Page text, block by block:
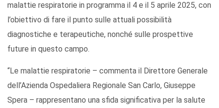
malattie respiratorie in programma il 4 e il 5 aprile 2025, con
l’obiettivo di fare il punto sulle attuali possibilità
diagnostiche e terapeutiche, nonché sulle prospettive
future in questo campo.
“Le malattie respiratorie – commenta il Direttore Generale
dell’Azienda Ospedaliera Regionale San Carlo, Giuseppe
Spera – rappresentano una sfida significativa per la salute